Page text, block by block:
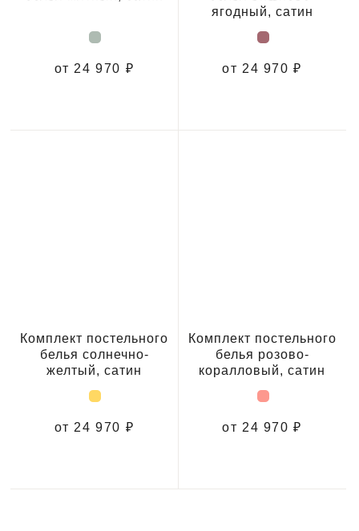
от 24 970 ₽
ягодный, сатин
от 24 970 ₽
Комплект постельного
белья солнечно-
желтый, сатин
от 24 970 ₽
Комплект постельного
белья розово-
коралловый, сатин
от 24 970 ₽